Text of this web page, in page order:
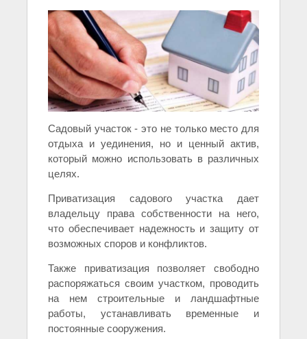
Садовый участок - это не только место для
отдыха и уединения, но и ценный актив,
который можно использовать в различных
целях.
Приватизация садового участка дает
владельцу права собственности на него,
что обеспечивает надежность и защиту от
возможных споров и конфликтов.
Также приватизация позволяет свободно
распоряжаться своим участком, проводить
на нем строительные и ландшафтные
работы, устанавливать временные и
постоянные сооружения.